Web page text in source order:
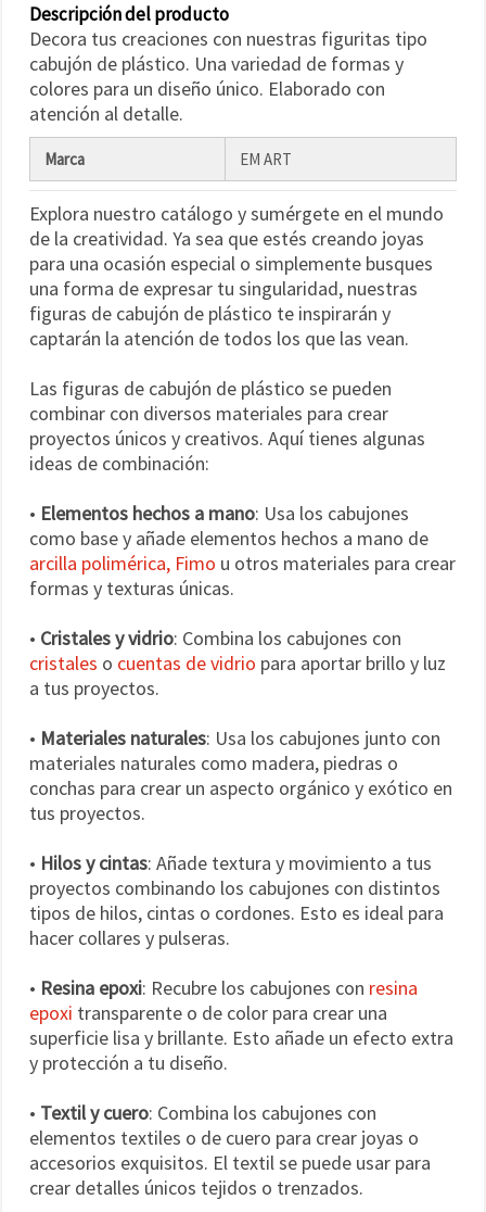
Descripción del producto
Decora tus creaciones con nuestras figuritas tipo
cabujón de plástico. Una variedad de formas y
colores para un diseño único. Elaborado con
atención al detalle.
Marca EM ART
Explora nuestro catálogo y sumérgete en el mundo
de la creatividad. Ya sea que estés creando joyas
para una ocasión especial o simplemente busques
una forma de expresar tu singularidad, nuestras
figuras de cabujón de plástico te inspirarán y
captarán la atención de todos los que las vean.
Las figuras de cabujón de plástico se pueden
combinar con diversos materiales para crear
proyectos únicos y creativos. Aquí tienes algunas
ideas de combinación:
• Elementos hechos a mano: Usa los cabujones
como base y añade elementos hechos a mano de
arcilla polimérica, Fimo u otros materiales para crear
formas y texturas únicas.
• Cristales y vidrio: Combina los cabujones con
cristales o cuentas de vidrio para aportar brillo y luz
a tus proyectos.
• Materiales naturales: Usa los cabujones junto con
materiales naturales como madera, piedras o
conchas para crear un aspecto orgánico y exótico en
tus proyectos.
• Hilos y cintas: Añade textura y movimiento a tus
proyectos combinando los cabujones con distintos
tipos de hilos, cintas o cordones. Esto es ideal para
hacer collares y pulseras.
• Resina epoxi: Recubre los cabujones con resina
epoxi transparente o de color para crear una
superficie lisa y brillante. Esto añade un efecto extra
y protección a tu diseño.
• Textil y cuero: Combina los cabujones con
elementos textiles o de cuero para crear joyas o
accesorios exquisitos. El textil se puede usar para
crear detalles únicos tejidos o trenzados.